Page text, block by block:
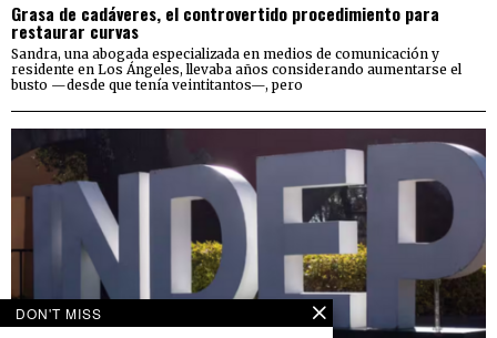
Grasa de cadáveres, el controvertido procedimiento para
restaurar curvas
Sandra, una abogada especializada en medios de comunicación y
residente en Los Ángeles, llevaba años considerando aumentarse el
busto —desde que tenía veintitantos—, pero
DON'T MISS